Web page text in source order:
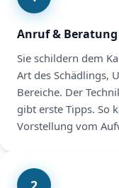
Anruf & Beratung
Sie schildern dem
Art des Schädlings,
Bereiche. Der
gibt erste Tipps. So
Vorstellung vom